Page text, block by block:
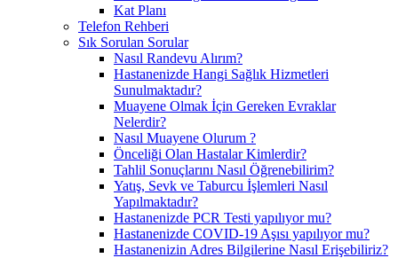
Kat Planı
Telefon Rehberi
Sık Sorulan Sorular
Nasıl Randevu Alırım?
Hastanenizde Hangi Sağlık Hizmetleri
Sunulmaktadır?
Muayene Olmak İçin Gereken Evraklar
Nelerdir?
Nasıl Muayene Olurum ?
Önceliği Olan Hastalar Kimlerdir?
Tahlil Sonuçlarını Nasıl Öğrenebilirim?
Yatış, Sevk ve Taburcu İşlemleri Nasıl
Yapılmaktadır?
Hastanenizde PCR Testi yapılıyor mu?
Hastanenizde COVID-19 Aşısı yapılıyor mu?
Hastanenizin Adres Bilgilerine Nasıl Erişebiliriz?